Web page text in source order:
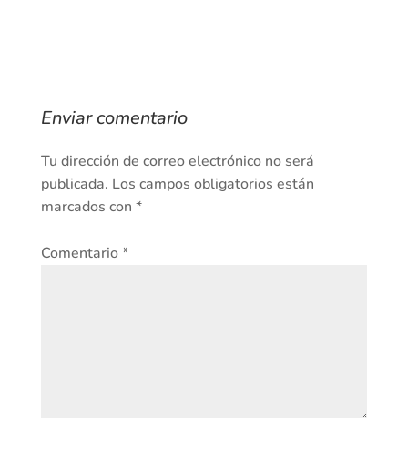
Enviar comentario
Tu dirección de correo electrónico no será
publicada. Los campos obligatorios están
marcados con *
Comentario*